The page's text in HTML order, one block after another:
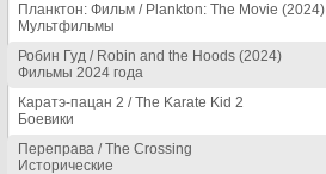
Планктон: Фильм / Plankton: The Movie (2024)
Мультфильмы
Робин Гуд / Robin and the Hoods (2024)
Фильмы 2024 года
Каратэ-пацан 2 / The Karate Kid 2
Боевики
Переправа / The Crossing
Исторические